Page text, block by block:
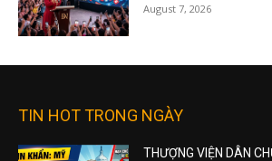
August 7, 2026
TIN HOT TRONG NGÀY
THƯỢNG VIỆN DÂN